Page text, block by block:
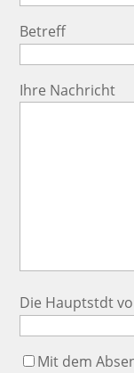
Betreff
Ihre Nachricht
Die Hauptstdt
Mit dem